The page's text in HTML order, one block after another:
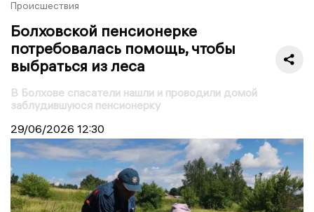
Происшествия
Болховской пенсионерке
потребовалась помощь, чтобы
выбраться из леса
В Болхове спасатели нашли и проводили домой
заблудившуюся пенсионерку
29/06/2026 12:30